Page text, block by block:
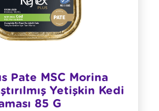
Pate MSC Morina
Yetişkin Kedi
85 G